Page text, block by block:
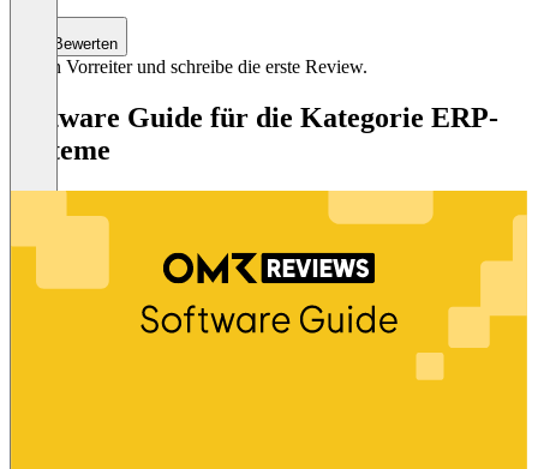
Bewerten
Sei ein Vorreiter und schreibe die erste Review.
Software Guide für die Kategorie ERP-
Systeme